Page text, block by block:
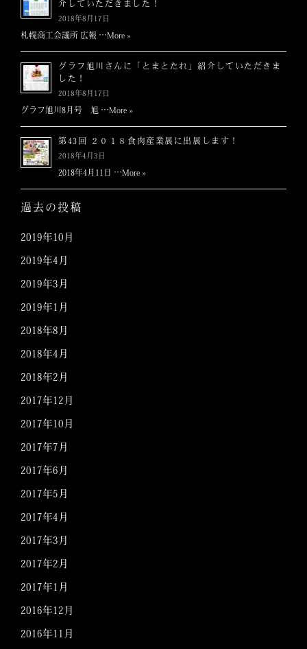
介していただきました！
2018年8月17日
札幌商工会議所 広報 …More »
グラフ旭川さんに「とまとたれ」紹介していただきま
した！
2018年8月17日
グラフ旭川8月号 旭 …More »
第43回 ２０１８食肉産業展に出展します！
2018年4月3日
2018年4月11日 …More »
過去の投稿
2019年10月
2019年4月
2019年3月
2019年1月
2018年8月
2018年4月
2018年2月
2017年12月
2017年10月
2017年7月
2017年6月
2017年5月
2017年4月
2017年3月
2017年2月
2017年1月
2016年12月
2016年11月